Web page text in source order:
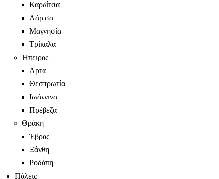
Καρδίτσα
Λάρισα
Μαγνησία
Τρίκαλα
Ήπειρος
Άρτα
Θεσπρωτία
Ιωάννινα
Πρέβεζα
Θράκη
Έβρος
Ξάνθη
Ροδόπη
Πόλεις